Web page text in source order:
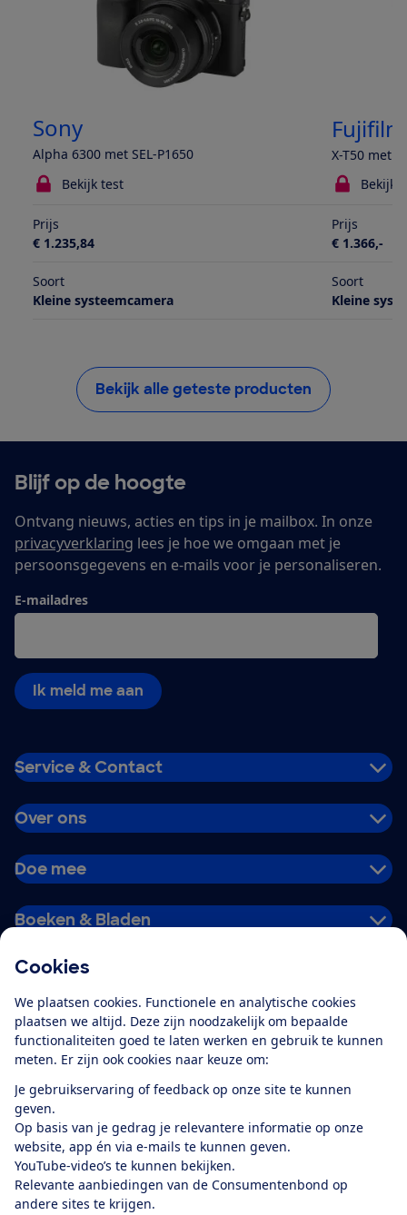
Cookies
We plaatsen cookies. Functionele en analytische cookies
plaatsen we altijd. Deze zijn noodzakelijk om bepaalde
functionaliteiten goed te laten werken en gebruik te kunnen
meten. Er zijn ook cookies naar keuze om:
Je gebruikservaring of feedback op onze site te kunnen
geven.
Op basis van je gedrag je relevantere informatie op onze
website, app én via e-mails te kunnen geven.
YouTube-video’s te kunnen bekijken.
Relevante aanbiedingen van de Consumentenbond op
andere sites te krijgen.
Sony
Alpha 6300 met SEL-P1650
Fujifilm
X-T50 met
Bekijk test
Bekijk
Prijs
€ 1.235,84
Prijs
€ 1.366,-
Soort
Kleine systeemcamera
Soort
Kleine
Bekijk alle geteste producten
Blijf op de hoogte
Ontvang nieuws, acties en tips in je mailbox. In onze
privacyverklaring lees je hoe we omgaan met je
persoonsgegevens en e-mails voor je personaliseren.
E-mailadres
Ik meld me aan
Service & Contact
Over ons
Doe mee
Boeken & Bladen
Alles over de
app
Algemene Voorwaarden
Privacyverklaring
Cookiebeleid
Privacyvoorkeuren
Toegankelijkheid